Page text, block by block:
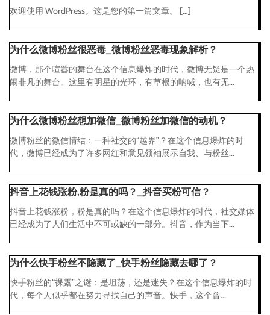
欢迎使用 WordPress。这是您的第一篇文章。 […]
为什么微博粉丝很恶毒_微博粉丝恶毒现象解析？
微博，那个喧嚣的舞台在这个信息爆炸的时代，微博无疑是一个热
闹非凡的舞台。这里有明星的光环，有草根的呐喊，也有无...
为什么微博粉丝想加微信_微博粉丝加微信的动机？
微博粉丝的微信情结：一种社交的“越界”？在这个信息爆炸的时
代，微博已经成为了许多网红和意见领袖展示自我、与粉丝...
抖音上花钱涨粉,粉是真的吗？_抖音买粉可信？
抖音上花钱涨粉，粉是真的吗？在这个信息爆炸的时代，社交媒体
已经成为了人们生活中不可或缺的一部分。抖音，作为当下...
为什么快手粉丝不隐藏了_快手粉丝隐藏去哪了？
快手粉丝的“裸露”之谜：是坦荡，还是迷失？在这个信息爆炸的时
代，每个人似乎都在努力寻找自己的声音。快手，这个曾...